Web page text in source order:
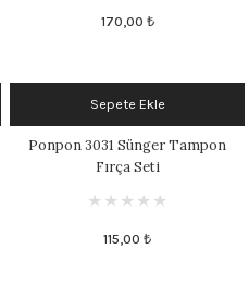
170,00 ₺
Sepete Ekle
Ponpon 3031 Sünger Tampon
Fırça Seti
115,00 ₺